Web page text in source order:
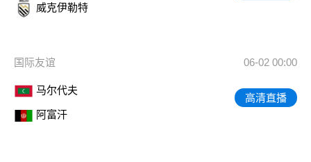
威克伊勒特
国际友谊 06-02 00:00
马尔代夫
阿富汗
高清直播